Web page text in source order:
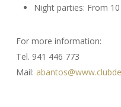
Night parties: From
For more information:
Tel. 941 446 773
Mail: